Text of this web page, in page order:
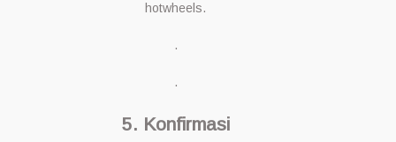
hotwheels.
.
.
5. Konfirmasi